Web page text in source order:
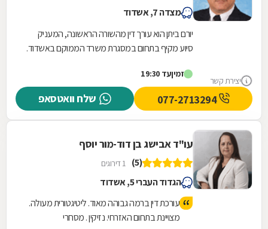
יצירת קשר
מצדה 7, אשדוד
יורם ביתן הוא עורך דין מהשורה הראשונה, המעניק
סיוע מקיף בתחום במסגרת משרד הממוקם באשדוד.
וירושה, בו...
זמיןעד 19:30
שלח וואטסאפ 077-2713294
עו"ד אבישג בן דוד-מור יוסף
(5) 1 דירוגים
הגדוד העברי 5, אשדוד
עורכת דין ברמה גבוהה מאוד. ליטיגטורית מעולה.
מצויינת בתחום האזרחי. נזיקין . מסחרי